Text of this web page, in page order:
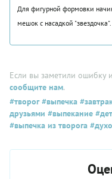
Для фигурной формовки
мешок с насадкой "звездочка".
Если вы заметили ошибку
сообщите нам.
#творог#выпечка
друзьями #выпекание
#выпечка из творога